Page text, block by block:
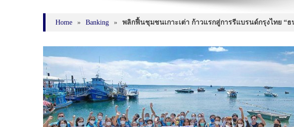
Home » Banking » พลิกฟื้นชุมชนเกาะเต่า ก้าวแรกสู่การรีแบรนด์กรุงไทย “